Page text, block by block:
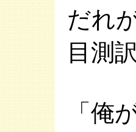
だれ
目測
「俺